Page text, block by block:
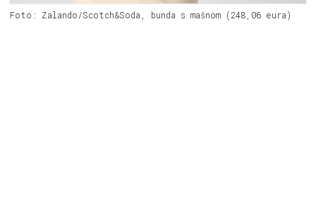
Foto: Zalando/Scotch&Soda, bunda s mašnom (248,06 eura)